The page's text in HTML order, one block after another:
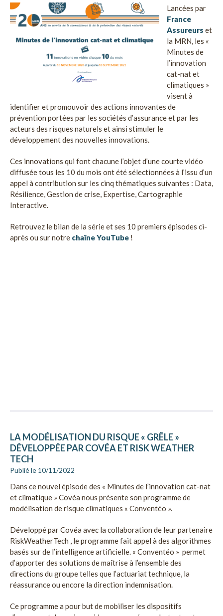
Lancées par
France
Assureurs et
la MRN, les «
Minutes de
l’innovation
cat-nat et
climatiques »
visent à
identifier et promouvoir des actions innovantes de
prévention portées par les sociétés d’assurance et par les
acteurs des risques naturels et ainsi stimuler le
développement des nouvelles innovations.
Ces innovations qui font chacune l’objet d’une courte vidéo
diffusée tous les 10 du mois ont été sélectionnées à l’issu d’un
appel à contribution sur les cinq thématiques suivantes : Data,
Résilience, Gestion de crise, Expertise, Cartographie
Interactive.
Retrouvez le bilan de la série et ses 10 premiers épisodes ci-
après ou sur notre chaîne YouTube !
LA MODÉLISATION DU RISQUE « GRÊLE »
DÉVELOPPÉE PAR COVÉA ET RISK WEATHER
TECH
Publié le 10/11/2022
Dans ce nouvel épisode des « Minutes de l’innovation cat-nat
et climatique » Covéa nous présente son programme de
modélisation de risque climatiques « Conventéo ».
Développé par Covéa avec la collaboration de leur partenaire
RiskWeatherTech , le programme fait appel à des algorithmes
basés sur de l’intelligence artificielle. « Conventéo » permet
d’apporter des solutions de maîtrise à l’ensemble des
directions du groupe telles que l’actuariat technique, la
réassurance ou encore la direction indemnisation.
Ce programme a pour but de mobiliser les dispositifs